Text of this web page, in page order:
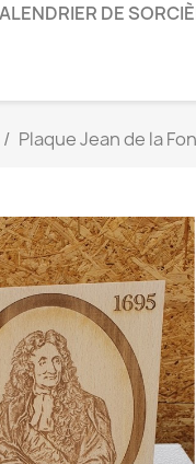
DE
Plaque Jean de la